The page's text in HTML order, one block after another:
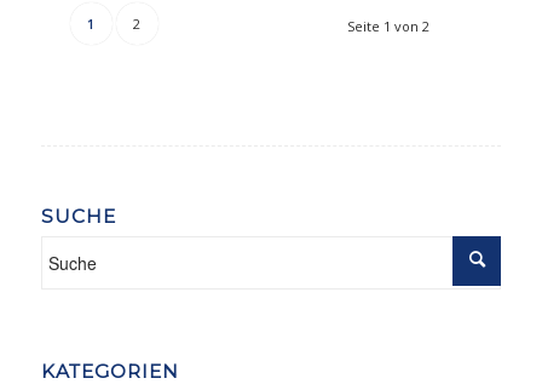
Seite 1 von 2
1 2
SUCHE
KATEGORIEN